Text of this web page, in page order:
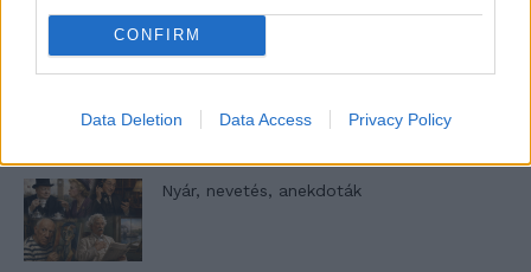
CONFIRM
Data Deletion Data Access Privacy Policy
A világ legismertebb ruhái
Nyár, nevetés, anekdoták